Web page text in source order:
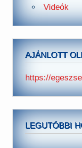
Videók
AJÁNLOTT
https://
LEGUTÓBBI